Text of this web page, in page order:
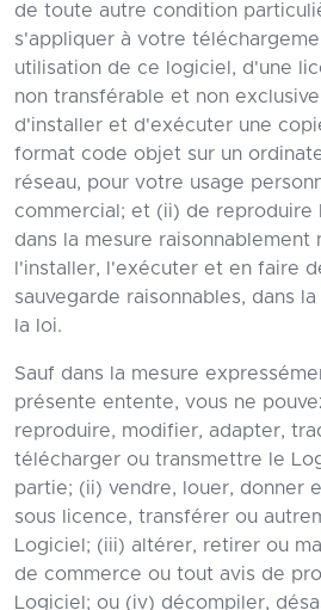
de toute autre condition
s'appliquer à votre
utilisation de ce logiciel, d'une
non transférable et non
d'installer et d'exécuter une
format code objet sur un
réseau, pour votre usage
commercial; et (ii) de reproduire
dans la mesure raisonnablement
l'installer, l'exécuter et en faire
sauvegarde raisonnables, dans
la loi.
Sauf dans la mesure
présente entente, vous ne
reproduire, modifier, adapter,
télécharger ou transmettre le
partie; (ii) vendre, louer, donner
sous licence, transférer ou
Logiciel; (iii) altérer, retirer ou
de commerce ou tout avis de
Logiciel; ou (iv) décompiler,